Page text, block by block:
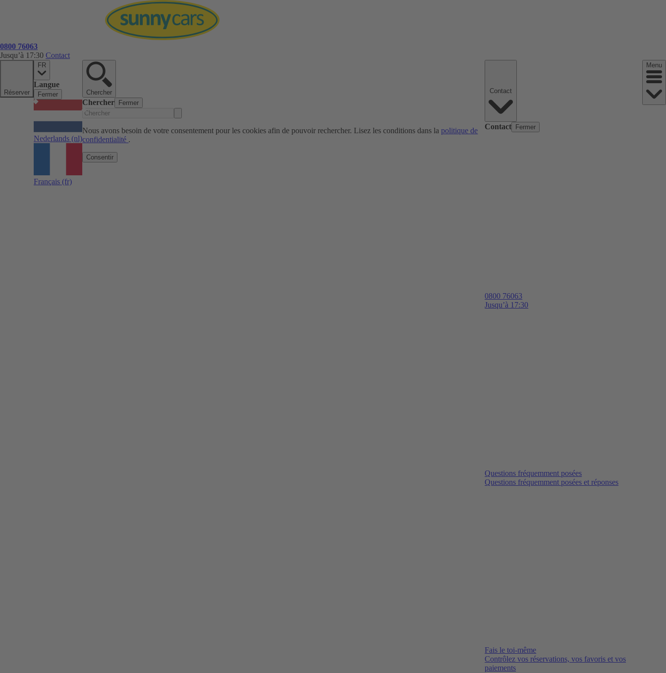
0800 76063
Jusqu’à 17:30 Contact
Réserver
FR
Langue
Fermer
Nederlands (nl)
Français (fr)
Chercher
Chercher Fermer
Nous avons besoin de votre consentement pour les cookies afin de pouvoir rechercher. Lisez les conditions dans la politique de
confidentialité .
Consentir
Contact Fermer
0800 76063
Jusqu’à 17:30
Questions fréquemment posées
Questions fréquemment posées et réponses
Fais le toi-même
Contrôlez vos réservations, vos favoris et vos
paiements
Menu